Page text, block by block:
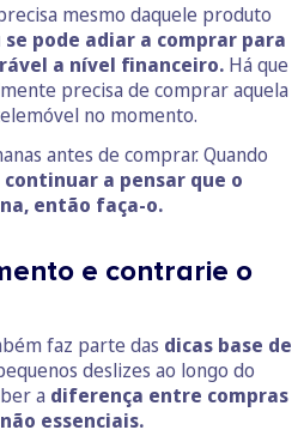
mesmo daquele produto
se pode adiar a comprar para
a nível financeiro. Há que
precisa de comprar aquela
no momento.
antes de comprar. Quando
continuar a pensar que o
então faça-o.
e contrarie o
faz parte das dicas base de
deslizes ao longo do
a diferença entre compras
essenciais.